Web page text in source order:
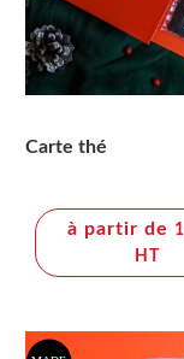
Carte thé
à partir de
HT